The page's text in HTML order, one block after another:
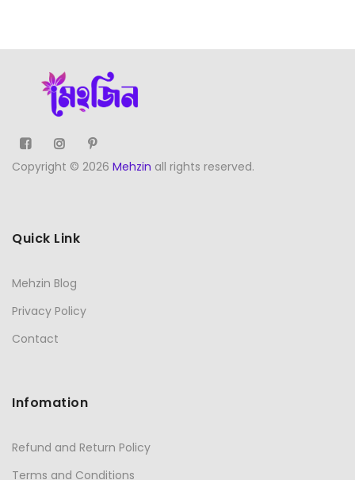
Copyright © 2026 Mehzin all rights reserved.
Quick Link
Mehzin Blog
Privacy Policy
Contact
Infomation
Refund and Return Policy
Terms and Conditions